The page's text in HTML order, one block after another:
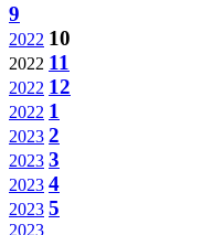
9
2022 10
2022 11
2022 12
2022 1
2023 2
2023 3
2023 4
2023 5
2023